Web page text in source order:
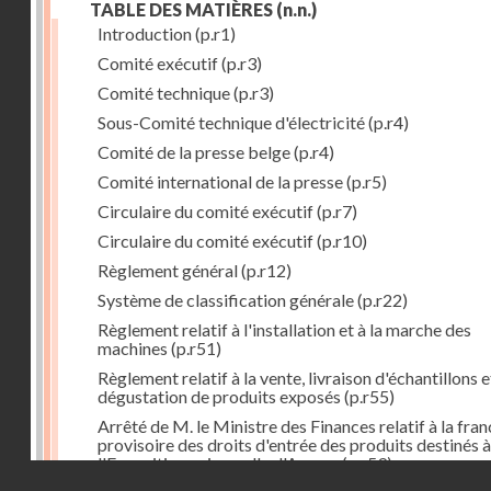
TABLE DES MATIÈRES (n.n.)
Introduction(p.r1)
Comité exécutif(p.r3)
Comité technique(p.r3)
Sous-Comité technique d'électricité(p.r4)
Comité de la presse belge(p.r4)
Comité international de la presse(p.r5)
Circulaire du comité exécutif(p.r7)
Circulaire du comité exécutif(p.r10)
Règlement général(p.r12)
Système de classification générale(p.r22)
Règlement relatif à l'installation et à la marche des
machines (p.r51)
Règlement relatif à la vente, livraison d'échantillons
dégustation de produits exposés (p.r55)
Arrêté de M. le Ministre des Finances relatif à la
provisoire des droits d'entrée des produits destinés à
l'Exposition universelle d'Anvers(p.r59)